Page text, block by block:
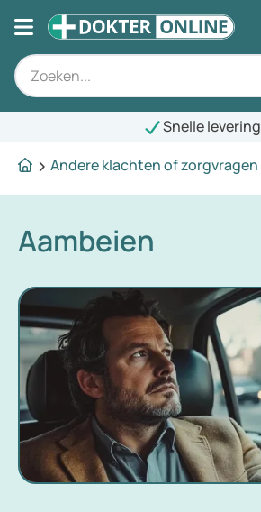
Snelle levering
Andere klachten of zorgvragen
Aambeien